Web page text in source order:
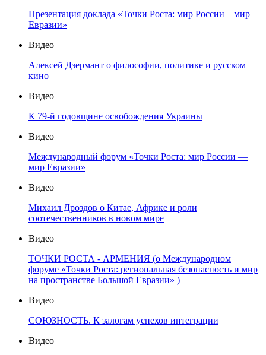
Презентация доклада «Точки Роста: мир России – мир
Евразии»
Видео
Алексей Дзермант о философии, политике и русском
кино
Видео
К 79-й годовщине освобождения Украины
Видео
Международный форум «Точки Роста: мир России —
мир Евразии»
Видео
Михаил Дроздов о Китае, Африке и роли
соотечественников в новом мире
Видео
ТОЧКИ РОСТА - АРМЕНИЯ (о Международном
форуме «Точки Роста: региональная безопасность и мир
на пространстве Большой Евразии» )
Видео
СОЮЗНОСТЬ. К залогам успехов интеграции
Видео